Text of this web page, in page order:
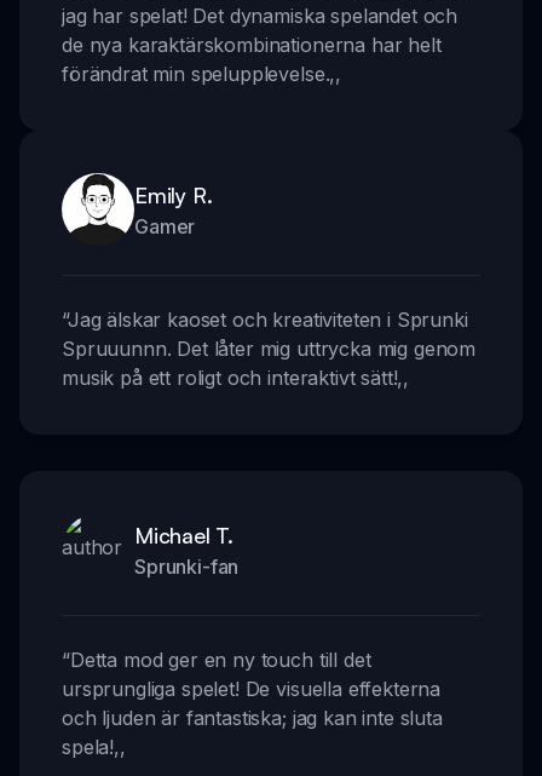
jag har spelat! Det dynamiska spelandet och
de nya karaktärskombinationerna har helt
förändrat min spelupplevelse.,,
Emily R.
Gamer
“Jag älskar kaoset och kreativiteten i Sprunki
Spruuunnn. Det låter mig uttrycka mig genom
musik på ett roligt och interaktivt sätt!,,
Michael T.
Sprunki-fan
“Detta mod ger en ny touch till det
ursprungliga spelet! De visuella effekterna
och ljuden är fantastiska; jag kan inte sluta
spela!,,